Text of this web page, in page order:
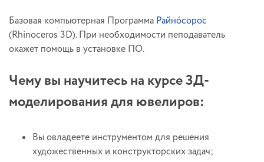
Базовая компьютерная Программа Райно́сорос
(Rhinoceros 3D). При необходимости пеподаватель
окажет помощь в установке ПО.
Чему вы научитесь на курсе 3Д-
моделирования для ювелиров:
Вы овладеете инструментом для решения
художественных и конструкторских задач;